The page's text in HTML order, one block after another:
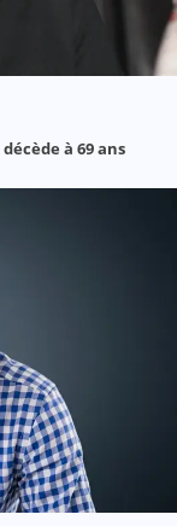
à 69 ans